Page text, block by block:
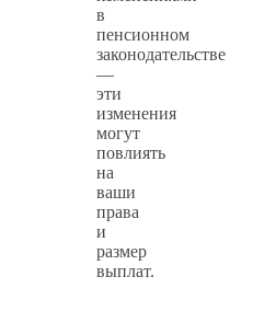
в
пенсионном
законодательстве
—
эти
изменения
могут
повлиять
на
ваши
права
и
размер
выплат.